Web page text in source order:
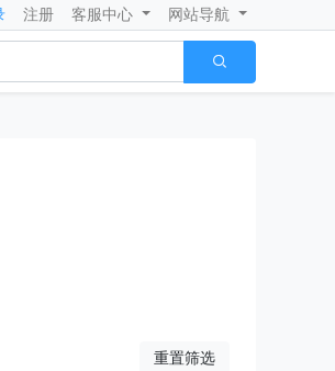
注册 客服中心 网站导航

重置筛选